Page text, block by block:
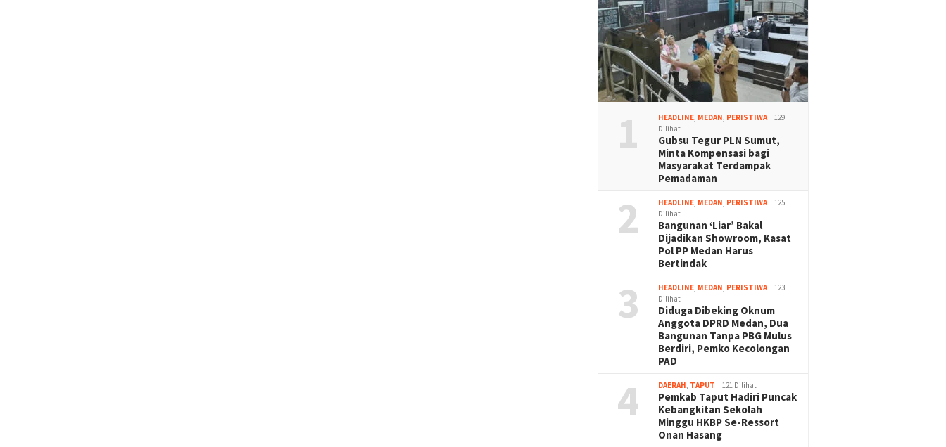
1 HEADLINE, MEDAN, PERISTIWA
129
Dilihat
Gubsu Tegur PLN Sumut,
Minta Kompensasi bagi
Masyarakat Terdampak
Pemadaman
2 HEADLINE, MEDAN, PERISTIWA
125
Dilihat
Bangunan ‘Liar’ Bakal
Dijadikan Showroom, Kasat
Pol PP Medan Harus
Bertindak
3 HEADLINE, MEDAN, PERISTIWA
123
Dilihat
Diduga Dibeking Oknum
Anggota DPRD Medan, Dua
Bangunan Tanpa PBG Mulus
Berdiri, Pemko Kecolongan
PAD
4 DAERAH, TAPUT 121 Dilihat
Pemkab Taput Hadiri Puncak
Kebangkitan Sekolah
Minggu HKBP Se-Ressort
Onan Hasang